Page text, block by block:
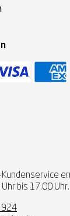
bis 17.00 Uhr.
924